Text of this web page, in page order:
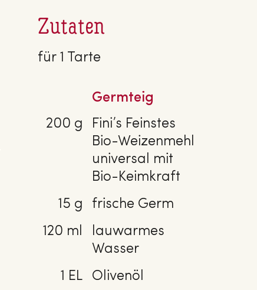
Zutaten
für 1 Tarte
Germteig
200 g
Fini’s Feinstes
Bio-Weizenmehl
universal mit
Bio-Keimkraft
15 g
frische Germ
120 ml
lauwarmes
Wasser
1 EL
Olivenöl